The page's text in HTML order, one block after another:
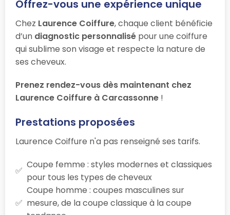
Offrez-vous une expérience unique
Chez Laurence Coiffure, chaque client bénéficie
d’un diagnostic personnalisé pour une coiffure
qui sublime son visage et respecte la nature de
ses cheveux.
Prenez rendez-vous dès maintenant chez
Laurence Coiffure à Carcassonne !
Prestations proposées
Laurence Coiffure n'a pas renseigné ses tarifs.
Coupe femme : styles modernes et classiques
pour tous les types de cheveux
Coupe homme : coupes masculines sur
mesure, de la coupe classique à la coupe